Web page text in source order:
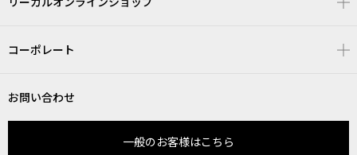
コーポレート
お問い合わせ
一般のお客様はこちら